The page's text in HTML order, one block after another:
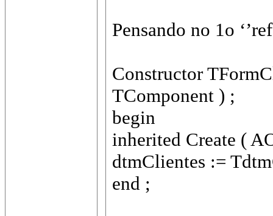
Pensando no 1o
Constructor
TComponent ) ;
begin
inherited Create (
dtmClientes :=
end ;